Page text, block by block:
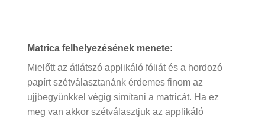
Matrica felhelyezésének menete:
Mielőtt az átlátszó applikáló fóliát és a hordozó
papírt szétválasztanánk érdemes finom az
ujjbegyünkkel végig simítani a matricát. Ha ez
meg van akkor szétválasztjuk az applikáló